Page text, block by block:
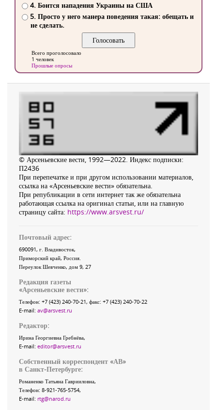
4. Боится нападения Украины на США
5. Просто у него манера поведения такая: обещать и
не сделать.
Всего проголосовало
1 человек
Прошлые опросы
© Арсеньевские вести, 1992—2022. Индекс подписки:
П2436
При перепечатке и при другом использовании материалов,
ссылка на «Арсеньевские вести» обязательна.
При републикации в сети интернет так же обязательна
работающая ссылка на оригинал статьи, или на главную
страницу сайта: https://www.arsvest.ru/
Почтовый адрес:
690091, г. Владивосток,
Приморский край, Россия
Переулок Шевченко, дом 9, 27
Редакция газеты
«Арсеньевские вести»:
Телефон: +7 (423) 240-70-21, факс: +7 (423) 240-70-22
E-mail: av@arsvest.ru
Редактор:
Ирина Георгиевна Гребнёва,
E-mail: editor@arsvest.ru
Собственный корреспондент «АВ»
в Санкт-Петербурге:
Романенко Татьяна Гаврииловна,
Телефон: 8-921-765-5754,
E-mail: rtg@narod.ru